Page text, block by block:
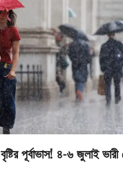
বৃষ্টির পূর্বাভাস! ৪-৬ জুলাই